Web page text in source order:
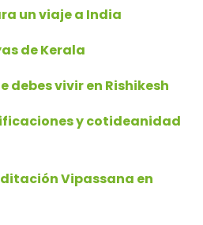
un viaje a India
de Kerala
debes vivir en Rishikesh
y cotideanidad
Vipassana en